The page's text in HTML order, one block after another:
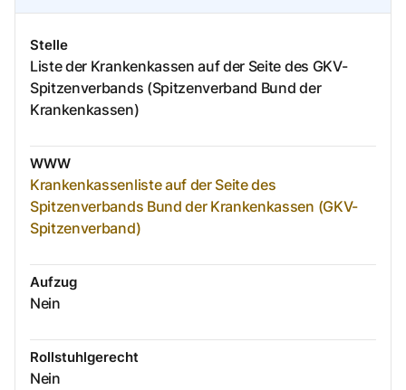
Stelle
Liste der Krankenkassen auf der Seite des GKV-
Spitzenverbands (Spitzenverband Bund der
Krankenkassen)
WWW
Krankenkassenliste auf der Seite des
Spitzenverbands Bund der Krankenkassen (GKV-
Spitzenverband)
Aufzug
Nein
Rollstuhlgerecht
Nein